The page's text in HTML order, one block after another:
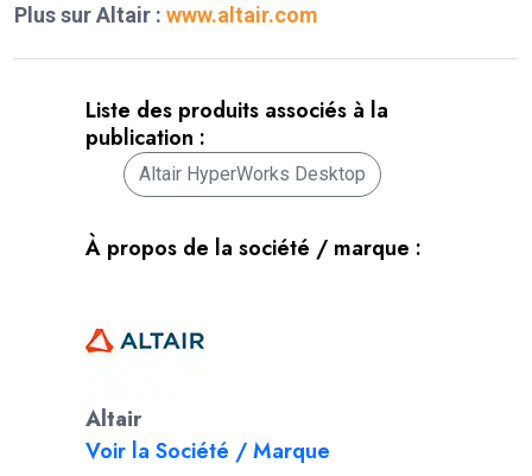
Plus sur Altair : www.altair.com
Liste des produits associés à la
publication :
Altair HyperWorks Desktop
À propos de la société / marque :
Altair
Voir la Société / Marque